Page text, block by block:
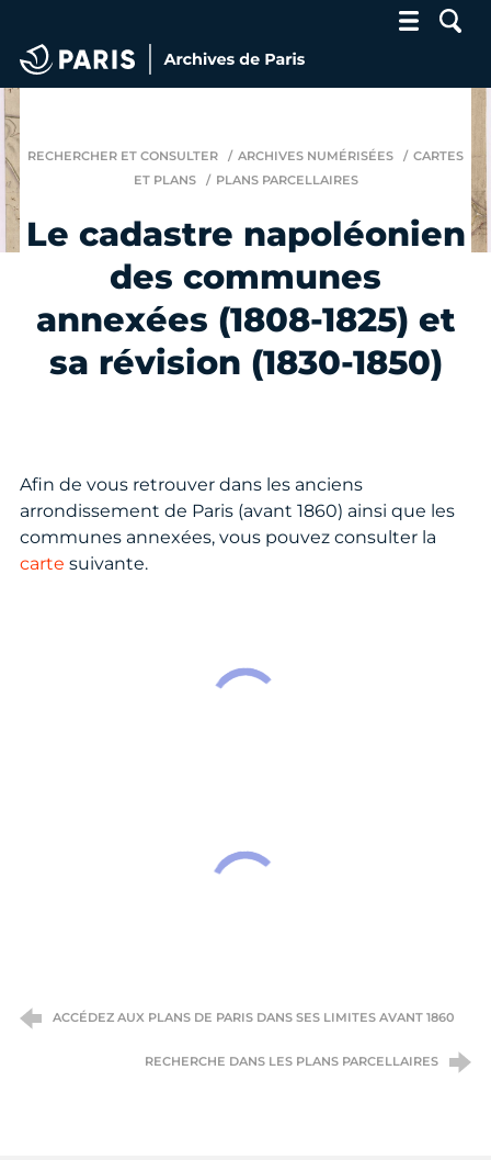
RECHERCHER ET CONSULTER ARCHIVES NUMÉRISÉES
CARTES
ET PLANS
PLANS PARCELLAIRES
Le cadastre napoléonien
des communes
annexées (1808-1825) et
sa révision (1830-1850)
Afin de vous retrouver dans les anciens
arrondissement de Paris (avant 1860) ainsi que les
communes annexées, vous pouvez consulter la
carte suivante.
ACCÉDEZ AUX PLANS DE PARIS DANS SES LIMITES AVANT 1860
RECHERCHE DANS LES PLANS PARCELLAIRES